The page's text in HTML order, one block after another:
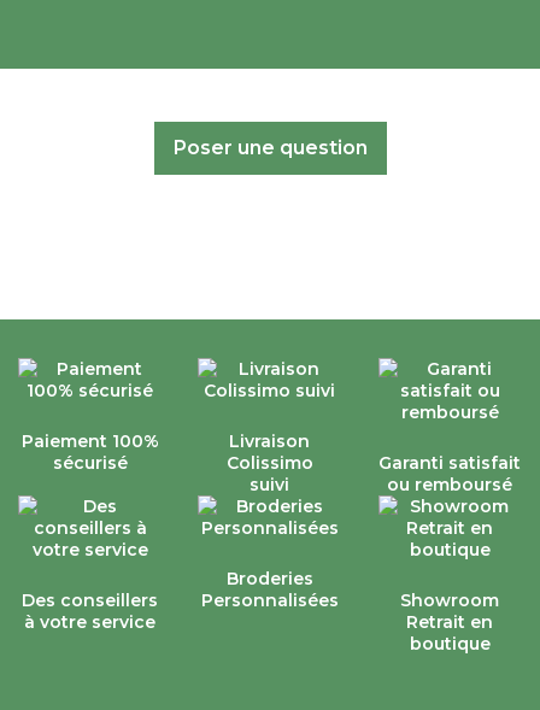
Poser une question
Paiement 100%
sécurisé
Livraison
Colissimo
suivi
Garanti satisfait
ou remboursé
Des conseillers
à votre service
Broderies
Personnalisées
Showroom
Retrait en
boutique